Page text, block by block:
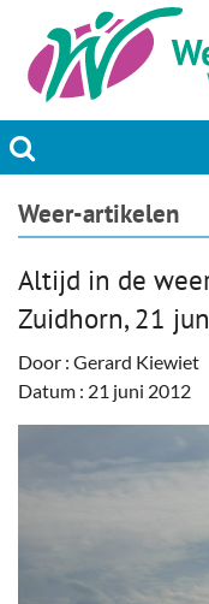
Actueel
Welzijn & Maatschappij
Bedrijven
Plaats bericht
Weer-artikelen
Altijd in de
Zuidhorn, 21
Door : Gerard Kiewiet
Datum : 21 juni 2012